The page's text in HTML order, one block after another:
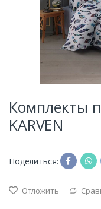
Комплекты
KARVEN
Поделиться:
Отложить